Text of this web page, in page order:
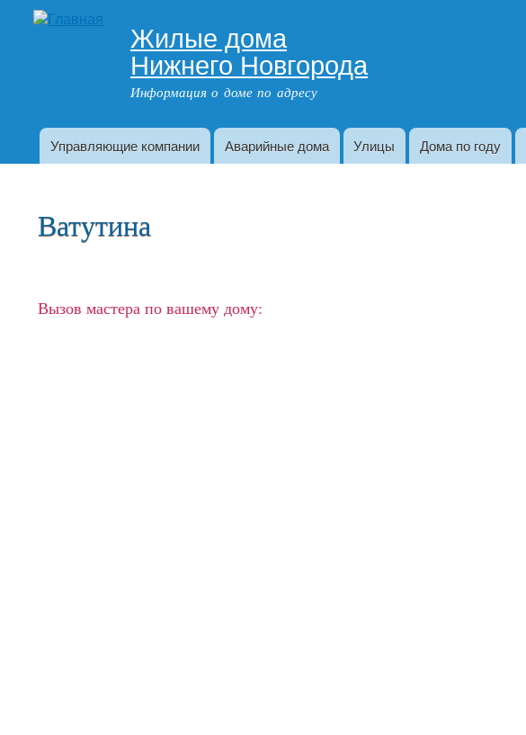
Жилые дома
Нижнего Новгорода
Информация о доме по адресу
Главное меню
Управляющие компании Аварийные дома Улицы Дома по году
Ватутина
Вызов мастера по вашему дому: